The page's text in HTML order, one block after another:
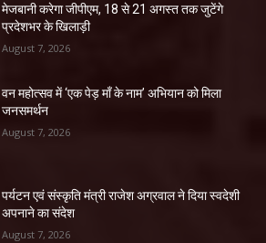
मेजबानी करेगा जीपीएम, 18 से 21 अगस्त तक जुटेंगे
प्रदेशभर के खिलाड़ी
August 7, 2026
वन महोत्सव में ‘एक पेड़ माँ के नाम’ अभियान को मिला
जनसमर्थन
August 7, 2026
पर्यटन एवं संस्कृति मंत्री राजेश अग्रवाल ने दिया स्वदेशी
अपनाने का संदेश
August 7, 2026